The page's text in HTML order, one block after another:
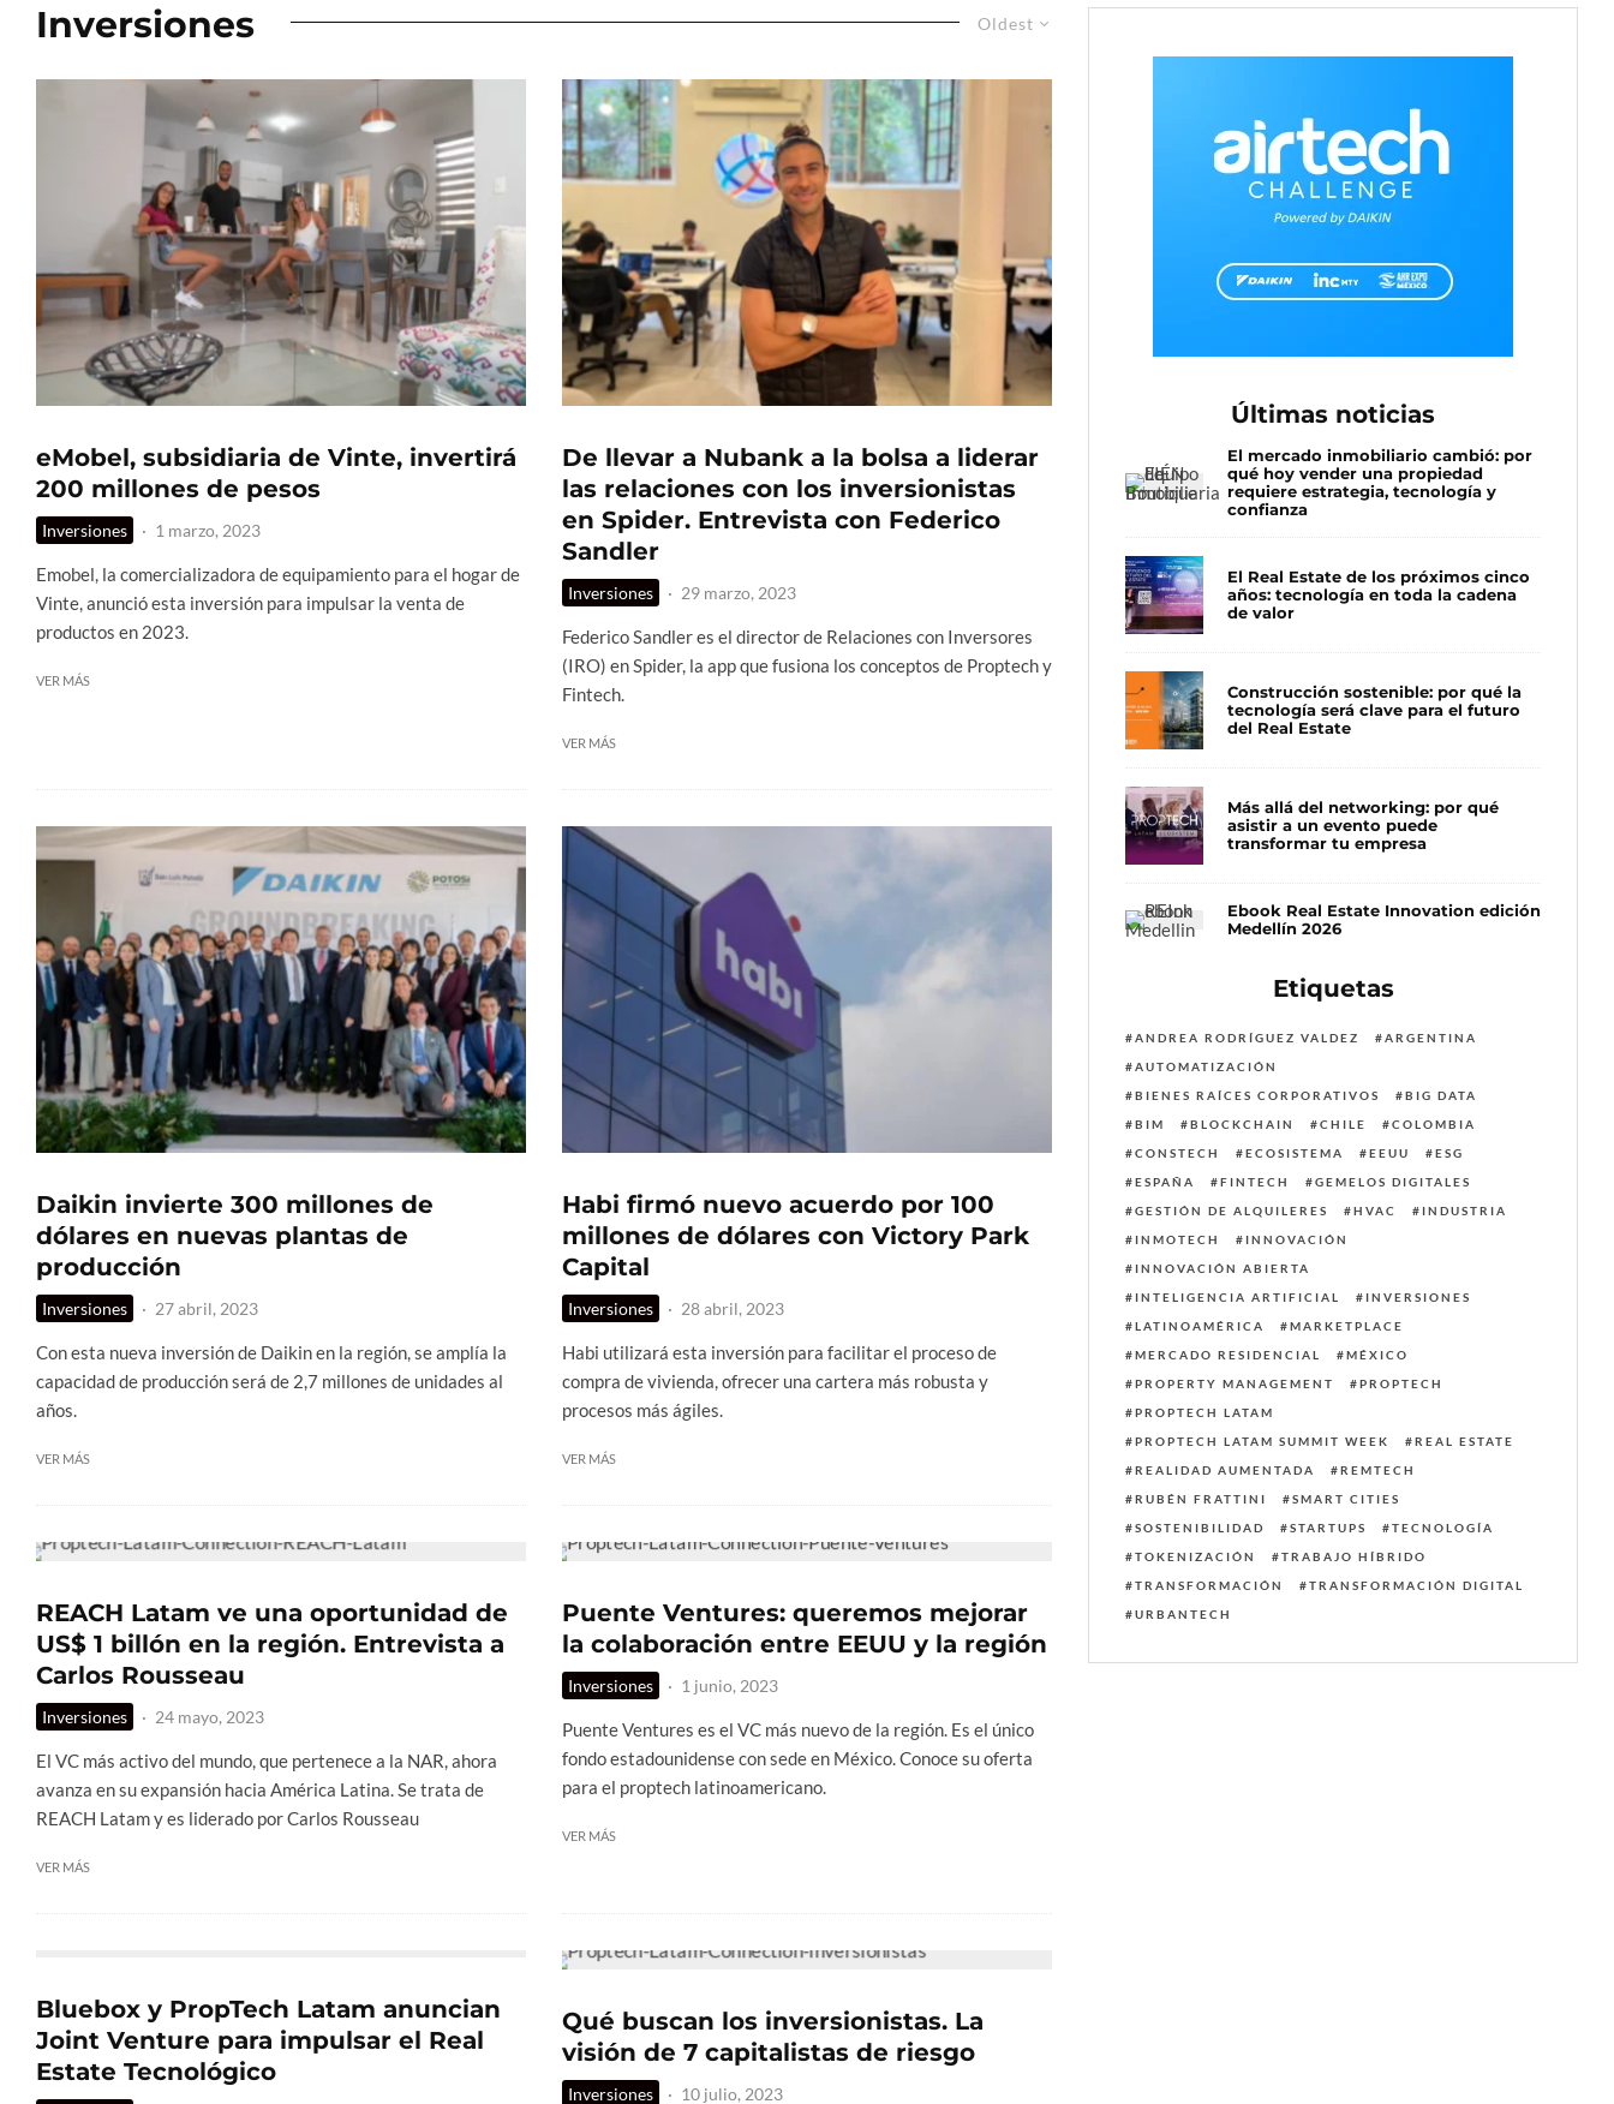
Oldest
Inversiones
eMobel, subsidiaria de Vinte, invertirá
200 millones de pesos
Inversiones · 1 marzo, 2023
Emobel, la comercializadora de equipamiento para el hogar de
Vinte, anunció esta inversión para impulsar la venta de
productos en 2023.
VER MÁS
De llevar a Nubank a la bolsa a liderar
las relaciones con los inversionistas
en Spider. Entrevista con Federico
Sandler
Inversiones · 29 marzo, 2023
Federico Sandler es el director de Relaciones con Inversores
(IRO) en Spider, la app que fusiona los conceptos de Proptech y
Fintech.
VER MÁS
Daikin invierte 300 millones de
dólares en nuevas plantas de
producción
Inversiones · 27 abril, 2023
Con esta nueva inversión de Daikin en la región, se amplía la
capacidad de producción será de 2,7 millones de unidades al
años.
VER MÁS
Habi firmó nuevo acuerdo por 100
millones de dólares con Victory Park
Capital
Inversiones · 28 abril, 2023
Habi utilizará esta inversión para facilitar el proceso de
compra de vivienda, ofrecer una cartera más robusta y
procesos más ágiles.
VER MÁS
REACH Latam ve una oportunidad de
US$ 1 billón en la región. Entrevista a
Carlos Rousseau
Inversiones · 24 mayo, 2023
El VC más activo del mundo, que pertenece a la NAR, ahora
avanza en su expansión hacia América Latina. Se trata de
REACH Latam y es liderado por Carlos Rousseau
VER MÁS
Puente Ventures: queremos mejorar
la colaboración entre EEUU y la región
Inversiones · 1 junio, 2023
Puente Ventures es el VC más nuevo de la región. Es el único
fondo estadounidense con sede en México. Conoce su oferta
para el proptech latinoamericano.
VER MÁS
Bluebox y PropTech Latam anuncian
Joint Venture para impulsar el Real
Estate Tecnológico
Qué buscan los inversionistas. La
visión de 7 capitalistas de riesgo
Inversiones · 10 julio, 2023
Últimas noticias
El mercado inmobiliario cambió: por
qué hoy vender una propiedad
requiere estrategia, tecnología y
confianza
El Real Estate de los próximos cinco
años: tecnología en toda la cadena
de valor
Construcción sostenible: por qué la
tecnología será clave para el futuro
del Real Estate
Más allá del networking: por qué
asistir a un evento puede
transformar tu empresa
Ebook Real Estate Innovation edición
Medellín 2026
Etiquetas
ANDREA RODRÍGUEZ VALDEZ
ARGENTINA
AUTOMATIZACIÓN
BIENES RAÍCES CORPORATIVOS
BIG DATA
BIM
BLOCKCHAIN CHILE
COLOMBIA
CONSTECH
ECOSISTEMA EEUU
ESG
ESPAÑA
FINTECH
GEMELOS DIGITALES
GESTIÓN DE ALQUILERES
HVAC
INDUSTRIA
INMOTECH
INNOVACIÓN
INNOVACIÓN ABIERTA
INTELIGENCIA ARTIFICIAL
INVERSIONES
LATINOAMÉRICA
MARKETPLACE
MERCADO RESIDENCIAL
MÉXICO
PROPERTY MANAGEMENT
PROPTECH
PROPTECH LATAM
PROPTECH LATAM SUMMIT WEEK
REAL ESTATE
REALIDAD AUMENTADA
REMTECH
RUBÉN FRATTINI
SMART CITIES
SOSTENIBILIDAD
STARTUPS
TECNOLOGÍA
TOKENIZACIÓN
TRABAJO HÍBRIDO
TRANSFORMACIÓN
TRANSFORMACIÓN DIGITAL
URBANTECH